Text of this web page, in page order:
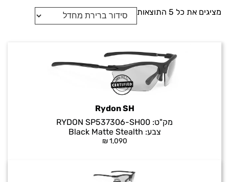
מציגים את כל ⁦5⁩ התוצאות
Rydon SH
מק"ט: RYDON SP537306-SH00
צבע: Black Matte Stealth
₪1,090